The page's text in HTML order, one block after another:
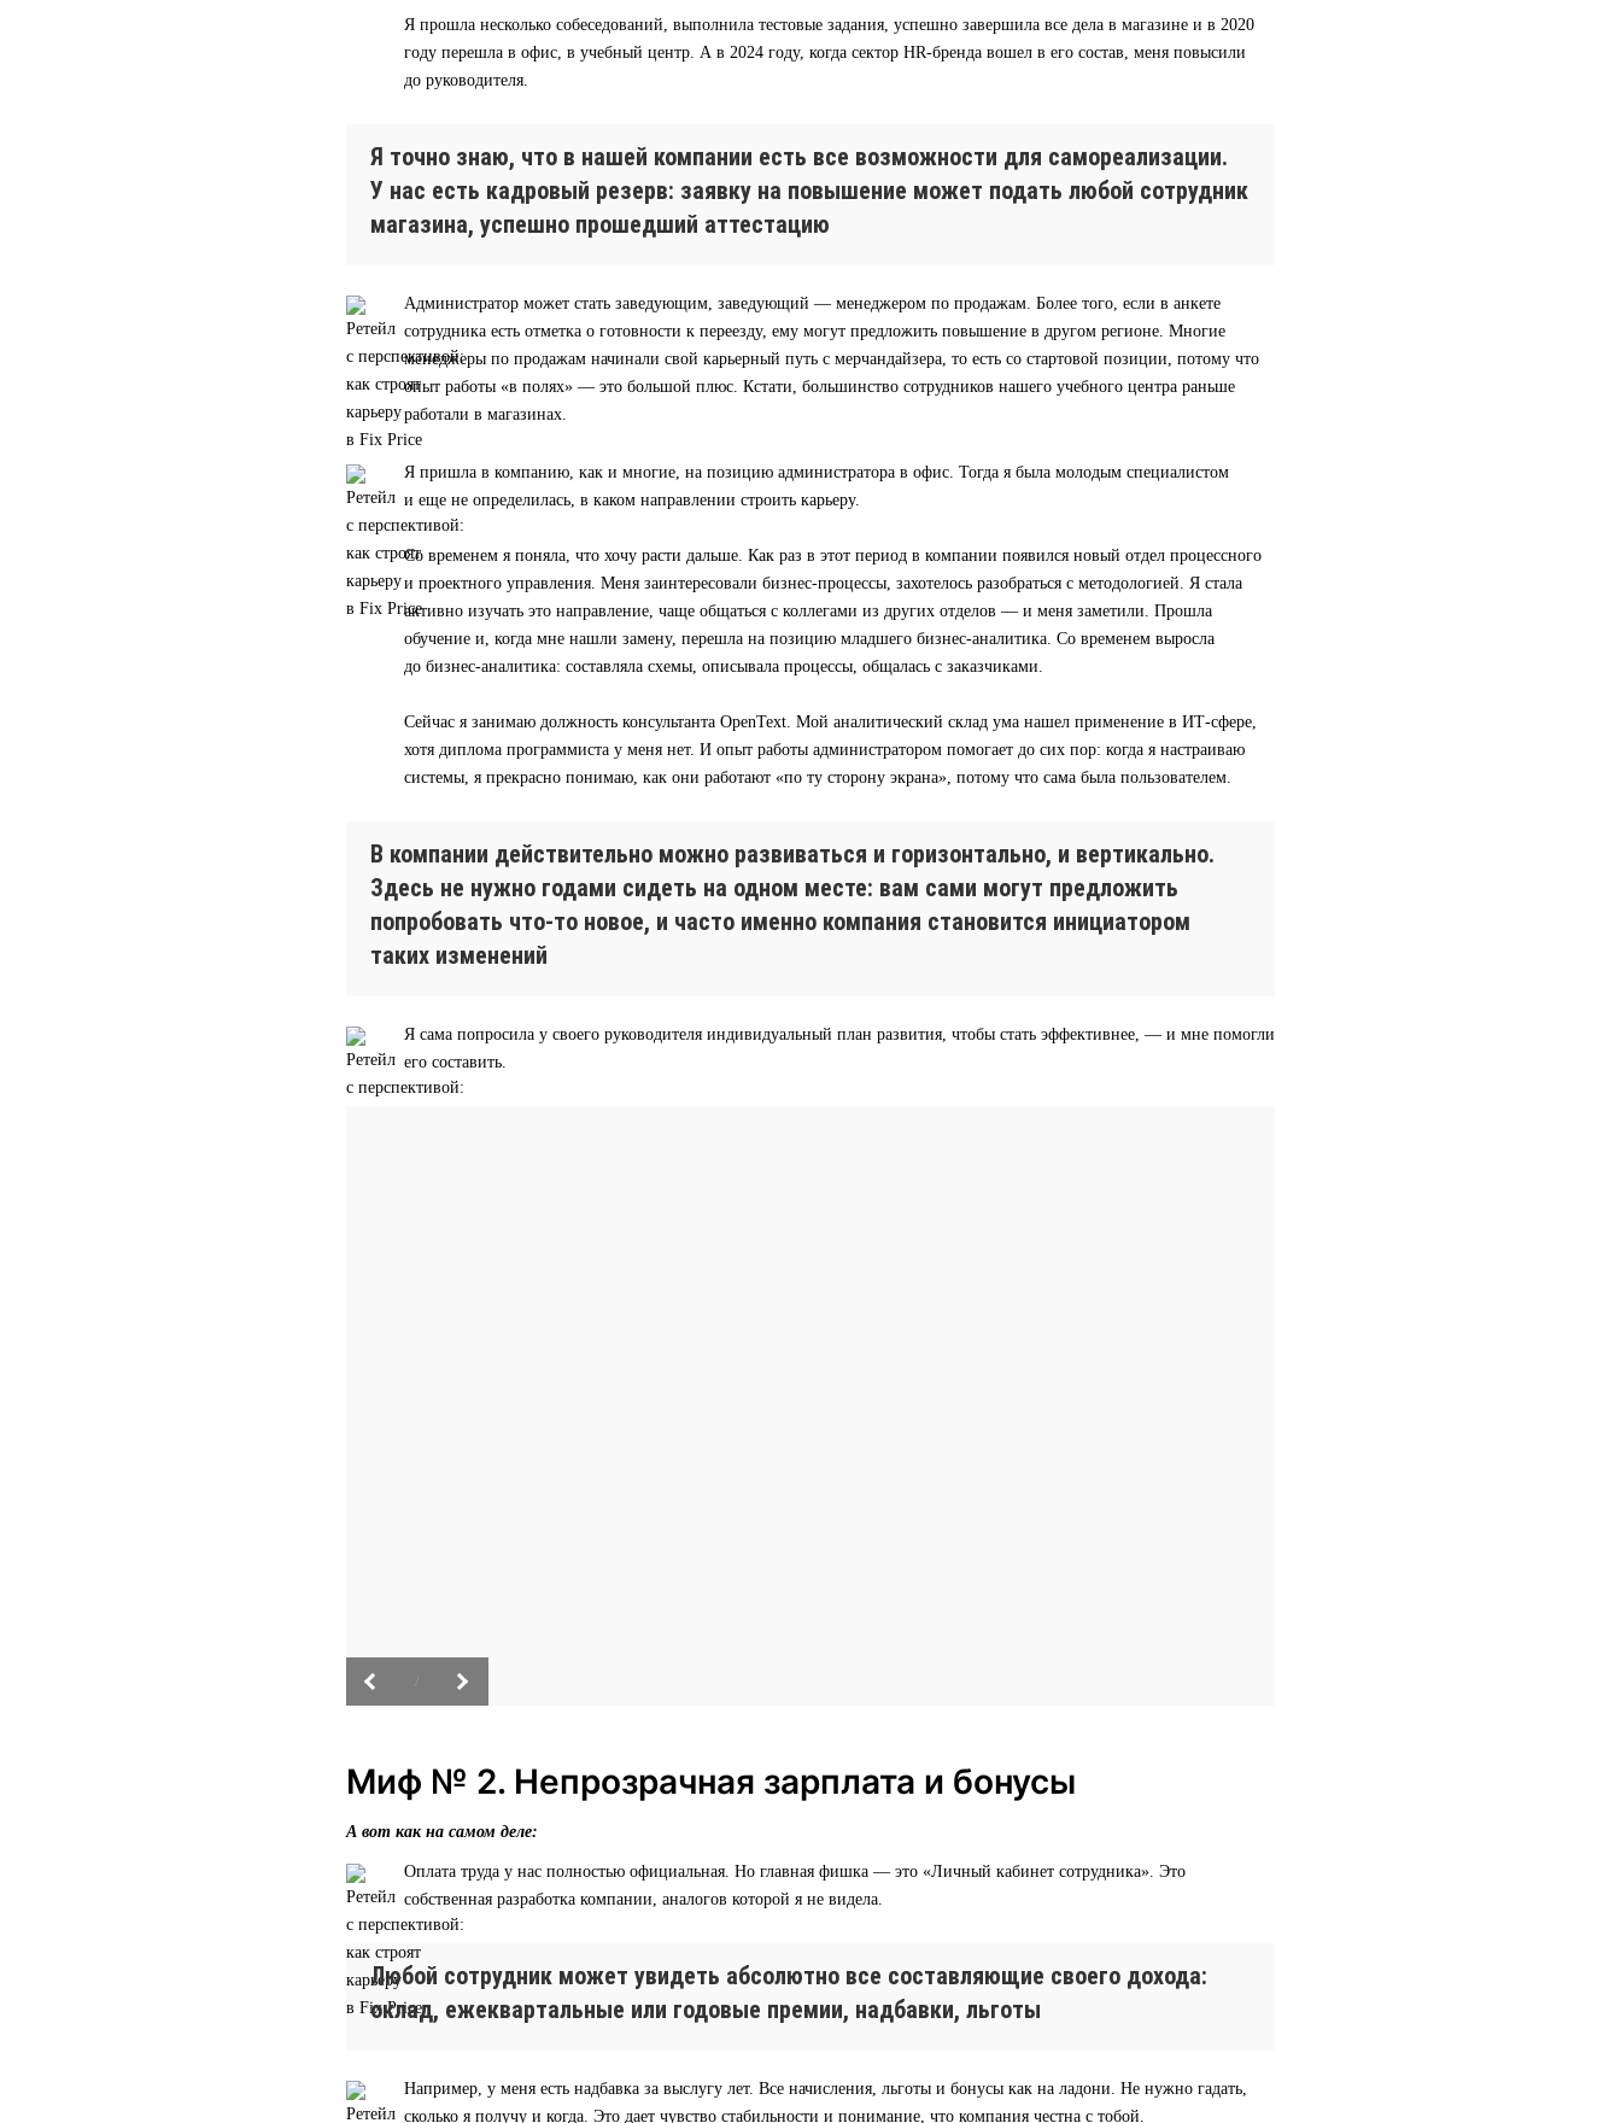
Я прошла несколько собеседований, выполнила тестовые задания, успешно завершила все дела в магазине и в 2020
году перешла в офис, в учебный центр. А в 2024 году, когда сектор HR-бренда вошел в его состав, меня повысили
до руководителя.
Я точно знаю, что в нашей компании есть все возможности для самореализации.
У нас есть кадровый резерв: заявку на повышение может подать любой сотрудник
магазина, успешно прошедший аттестацию
Администратор может стать заведующим, заведующий — менеджером по продажам. Более того, если в анкете
сотрудника есть отметка о готовности к переезду, ему могут предложить повышение в другом регионе. Многие
менеджеры по продажам начинали свой карьерный путь с мерчандайзера, то есть со стартовой позиции, потому что
опыт работы «в полях» — это большой плюс. Кстати, большинство сотрудников нашего учебного центра раньше
работали в магазинах.
Я пришла в компанию, как и многие, на позицию администратора в офис. Тогда я была молодым специалистом
и еще не определилась, в каком направлении строить карьеру.
Со временем я поняла, что хочу расти дальше. Как раз в этот период в компании появился новый отдел процессного
и проектного управления. Меня заинтересовали бизнес-процессы, захотелось разобраться с методологией. Я стала
активно изучать это направление, чаще общаться с коллегами из других отделов — и меня заметили. Прошла
обучение и, когда мне нашли замену, перешла на позицию младшего бизнес-аналитика. Со временем выросла
до бизнес-аналитика: составляла схемы, описывала процессы, общалась с заказчиками.
Сейчас я занимаю должность консультанта OpenText. Мой аналитический склад ума нашел применение в ИТ-сфере,
хотя диплома программиста у меня нет. И опыт работы администратором помогает до сих пор: когда я настраиваю
системы, я прекрасно понимаю, как они работают «по ту сторону экрана», потому что сама была пользователем.
В компании действительно можно развиваться и горизонтально, и вертикально.
Здесь не нужно годами сидеть на одном месте: вам сами могут предложить
попробовать что-то новое, и часто именно компания становится инициатором
таких изменений
Я сама попросила у своего руководителя индивидуальный план развития, чтобы стать эффективнее, — и мне помогли
его составить.
Миф № 2. Непрозрачная зарплата и бонусы
А вот как на самом деле:
Оплата труда у нас полностью официальная. Но главная фишка — это «Личный кабинет сотрудника». Это
собственная разработка компании, аналогов которой я не видела.
Любой сотрудник может увидеть абсолютно все составляющие своего дохода:
оклад, ежеквартальные или годовые премии, надбавки, льготы
Например, у меня есть надбавка за выслугу лет. Все начисления, льготы и бонусы как на ладони. Не нужно гадать,
сколько я получу и когда. Это дает чувство стабильности и понимание, что компания честна с тобой.